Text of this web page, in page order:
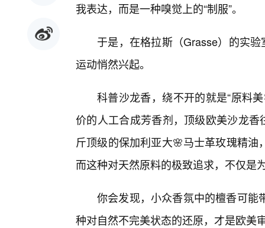
我表达，而是一种嗅觉上的“制服”。
于是，在格拉斯（Grasse）的实
运动悄然兴起。
科普沙龙香，绕不开的就是“原料
价的人工合成芳香剂，顶级欧美沙龙
斤顶级的保加利亚大🌸马士革玫瑰精
而这种对天然原料的极致追求，不仅是
你会发现，小众香氛中的檀香可能
种对自然不完美状态的还原，才是欧美